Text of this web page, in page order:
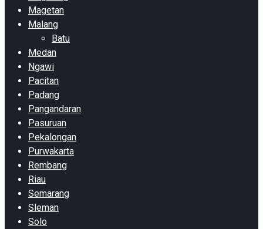
Magetan
Malang
Batu
Medan
Ngawi
Pacitan
Padang
Pangandaran
Pasuruan
Pekalongan
Purwakarta
Rembang
Riau
Semarang
Sleman
Solo